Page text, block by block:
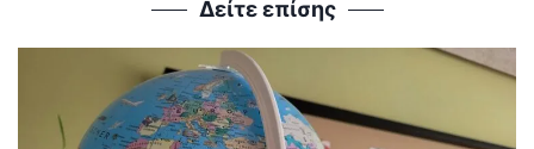
Δείτε επίσης